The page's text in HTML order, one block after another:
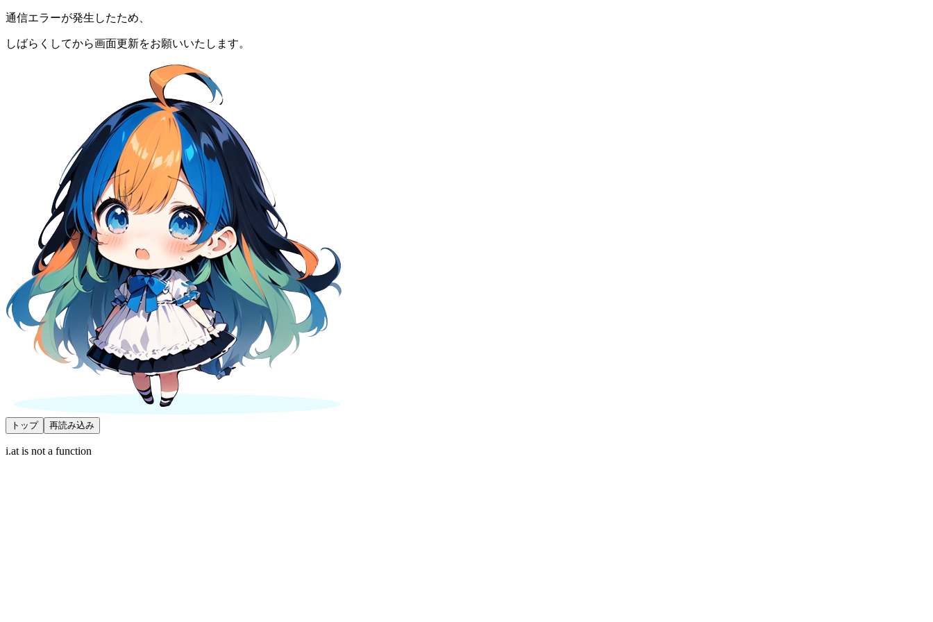
通信エラーが発生したため、
しばらくしてから画面更新をお願いいたします。
トップ 再読み込み
i.at is not a function